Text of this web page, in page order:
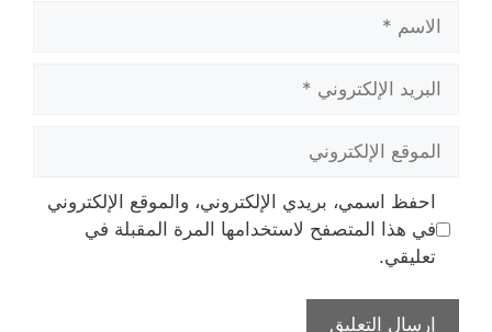
الاسم
البريد
الإلكتروني
الموقع
الإلكتروني
احفظ اسمي، بريدي الإلكتروني، والموقع الإلكتروني
في هذا المتصفح لاستخدامها المرة المقبلة في
تعليقي.